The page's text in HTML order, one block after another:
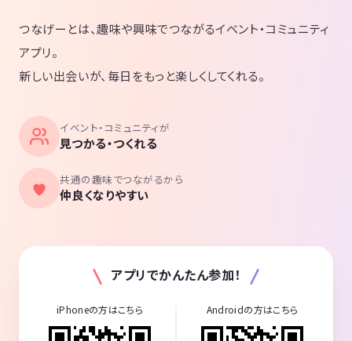
つなげーとは、趣味や興味でつながるイベント・コミュニティ
アプリ。
新しい出会いが、毎日をもっと楽しくしてくれる。
イベント・コミュニティが
見つかる・つくれる
共通の趣味でつながるから
仲良くなりやすい
アプリでかんたん参加！
iPhoneの方はこちら Androidの方はこちら